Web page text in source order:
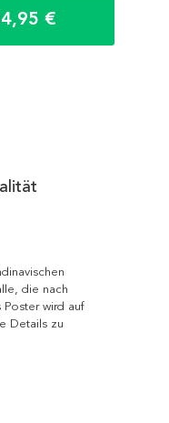
€
die nach
wird auf
Details zu